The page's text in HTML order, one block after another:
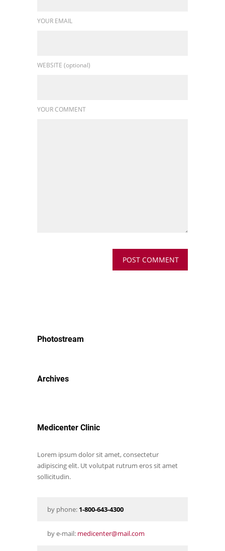
YOUR EMAIL
WEBSITE (optional)
YOUR COMMENT
Photostream
Archives
Medicenter Clinic
Lorem ipsum dolor sit amet, consectetur
adipiscing elit. Ut volutpat rutrum eros sit amet
sollicitudin.
by phone: 1-800-643-4300
by e-mail: medicenter@mail.com